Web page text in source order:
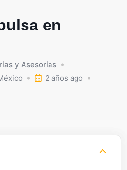
en
y Asesorías
2 años ago